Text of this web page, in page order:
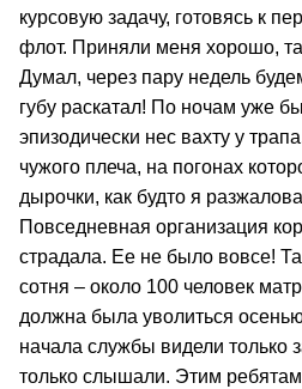
курсовую задачу, готовясь к
флот. Приняли меня хорошо,
Думал, через пару недель
губу раскатал! По ночам уже
эпизодически нес вахту у
чужого плеча, на погонах
дырочки, как будто я
Повседневная организация
страдала. Ее не было вовсе!
сотня – около 100 человек
должна была уволиться
начала службы видели только
только слышали. Этим